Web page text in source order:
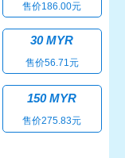
售价186.00元
30 MYR
售价56.71元
150 MYR
售价275.83元